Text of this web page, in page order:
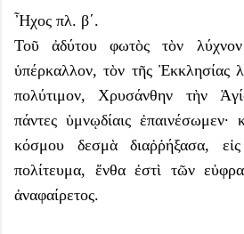
Ἦχος πλ. β΄.
Τοῦ ἀδύτου φωτὸς τὸν
ὑπέρκαλλον, τὸν τῆς Ἐκκλησίας
πολύτιμον, Χρυσάνθην τὴν
πάντες ὑμνῳδίαις
κόσμου δεσμὰ διαῤῥήξασα,
πολίτευμα, ἔνθα ἐστὶ τῶν
ἀναφαίρετος.